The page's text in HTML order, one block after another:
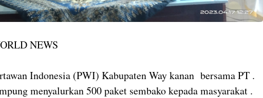
NEWS
Indonesia (PWI) Kabupaten Way kanan bersama PT .
menyalurkan 500 paket sembako kepada masyarakat .